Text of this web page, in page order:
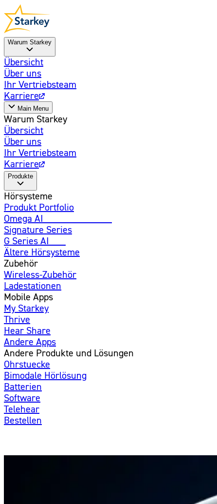
Warum Starkey
Übersicht
Über uns
Ihr Vertriebsteam
Karriere
Main Menu
Warum Starkey
Übersicht
Über uns
Ihr Vertriebsteam
Karriere
Produkte
Hörsysteme
Produkt Portfolio
Omega AI
Signature Series
G Series AI
Ältere Hörsysteme
Zubehör
Wireless-Zubehör
Ladestationen
Mobile Apps
My Starkey
Thrive
Hear Share
Andere Apps
Andere Produkte und Lösungen
Ohrstuecke
Bimodale Hörlösung
Batterien
Software
Telehear
Bestellen